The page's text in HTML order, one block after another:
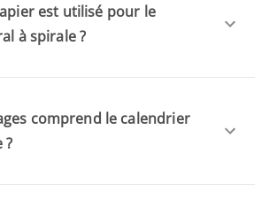
est utilisé pour le
à spirale ?
comprend le calendrier
?